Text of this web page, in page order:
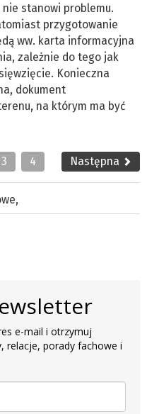
stanowi problemu.
przygotowanie
ww. karta informacyjna
zależnie do tego jak
Konieczna
dokument
na którym ma być
3 4 Następna
,
e-mail i otrzymuj
relacje, porady fachowe i